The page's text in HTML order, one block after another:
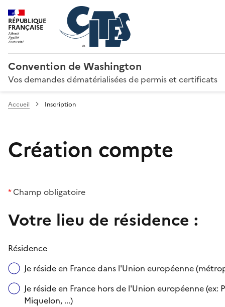
RÉPUBLIQUE
FRANÇAISE
Convention de Washington
Vos demandes dématérialisées de permis et certificats
Accueil Inscription
Création compte
*Champ obligatoire
Votre lieu de résidence :
Résidence
Je réside en France dans l'Union européenne
Je réside en France hors de l'Union européenne
Miquelon, ...)